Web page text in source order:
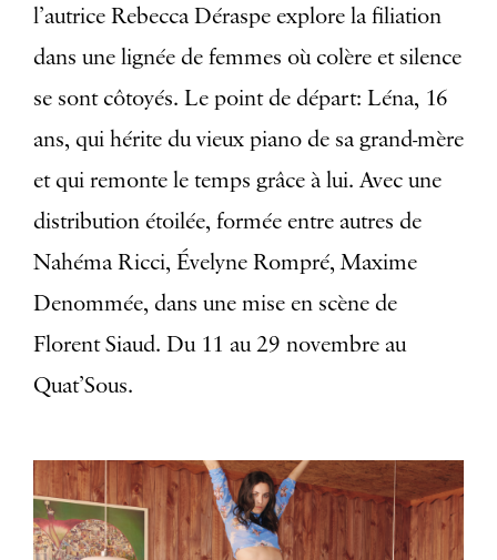
l’autrice Rebecca Déraspe explore la filiation
dans une lignée de femmes où colère et silence
se sont côtoyés. Le point de départ: Léna, 16
ans, qui hérite du vieux piano de sa grand-mère
et qui remonte le temps grâce à lui. Avec une
distribution étoilée, formée entre autres de
Nahéma Ricci, Évelyne Rompré, Maxime
Denommée, dans une mise en scène de
Florent Siaud. Du 11 au 29 novembre au
Quat’Sous.